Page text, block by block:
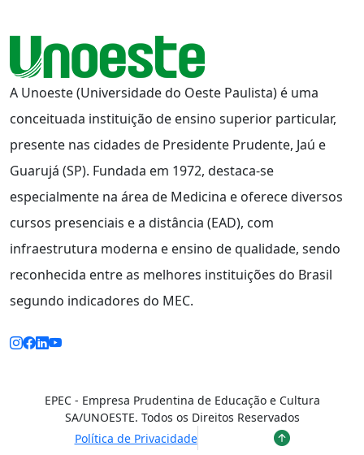
A Unoeste (Universidade do Oeste Paulista) é uma
conceituada instituição de ensino superior particular,
presente nas cidades de Presidente Prudente, Jaú e
Guarujá (SP). Fundada em 1972, destaca-se
especialmente na área de Medicina e oferece diversos
cursos presenciais e a distância (EAD), com
infraestrutura moderna e ensino de qualidade, sendo
reconhecida entre as melhores instituições do Brasil
segundo indicadores do MEC.
EPEC - Empresa Prudentina de Educação e Cultura
SA/UNOESTE. Todos os Direitos Reservados
Política de Privacidade